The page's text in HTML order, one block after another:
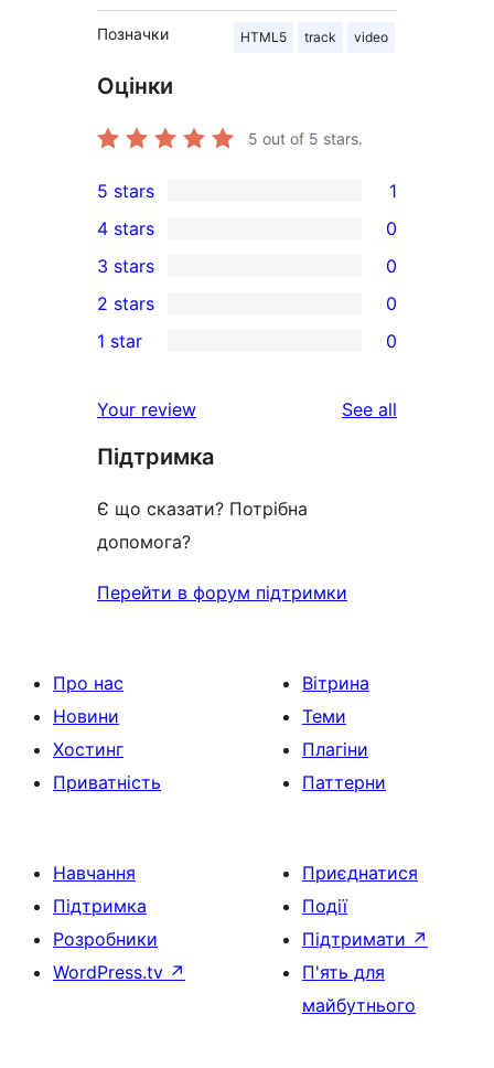
Позначки HTML5 track video
Оцінки
5 out of 5 stars.
1
5-
star
review
5 stars 1
4-
star
reviews
4 stars 0
0
3-
star
3 stars 0
2-
reviews
2 stars 0
star
reviews
1 star 0
Your review See all
Підтримка
Є що сказати? Потрібна
допомога?
Перейти в форум підтримки
Про нас
Новини
Хостинг
Приватність
Вітрина
Теми
Плагіни
Паттерни
Навчання
Підтримка
Розробники
WordPress.tv ↗
Приєднатися
Події
Підтримати ↗
П'ять для
майбутнього